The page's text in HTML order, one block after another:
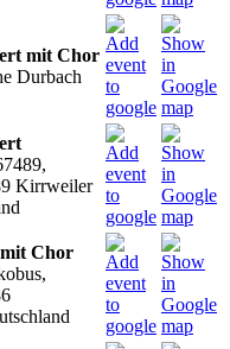
mit Chor
Durbach
Kirrweiler
Chor